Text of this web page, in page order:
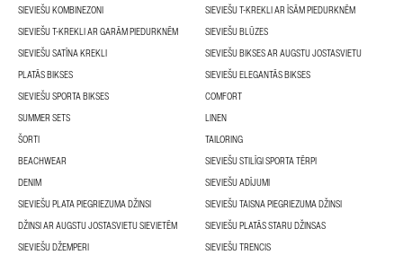
SIEVIEŠU KOMBINEZONI
SIEVIEŠU T-KREKLI AR ĪSĀM PIEDURKNĒM
SIEVIEŠU T-KREKLI AR GARĀM PIEDURKNĒM
SIEVIEŠU BLŪZES
SIEVIEŠU SATĪNA KREKLI
SIEVIEŠU BIKSES AR AUGSTU JOSTASVIETU
PLATĀS BIKSES
SIEVIEŠU ELEGANTĀS BIKSES
SIEVIEŠU SPORTA BIKSES
COMFORT
SUMMER SETS
LINEN
ŠORTI
TAILORING
BEACHWEAR
SIEVIEŠU STILĪGI SPORTA TĒRPI
DENIM
SIEVIEŠU ADĪJUMI
SIEVIEŠU PLATA PIEGRIEZUMA DŽINSI
SIEVIEŠU TAISNA PIEGRIEZUMA DŽINSI
DŽINSI AR AUGSTU JOSTASVIETU SIEVIETĒM
SIEVIEŠU PLATĀS STARU DŽINSAS
SIEVIEŠU DŽEMPERI
SIEVIEŠU TRENCIS